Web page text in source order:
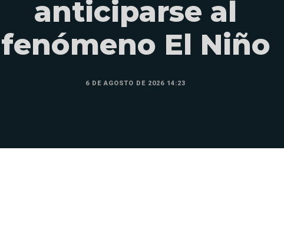
anticiparse al
fenómeno El Niño
6 DE AGOSTO DE 2026 14:23